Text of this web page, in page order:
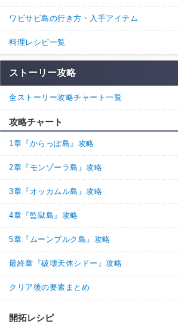
ワビサビ島の行き方・入手アイテム
料理レシピ一覧
ストーリー攻略
全ストーリー攻略チャート一覧
攻略チャート
1章『からっぽ島』攻略
2章『モンゾーラ島』攻略
3章『オッカムル島』攻略
4章『監獄島』攻略
5章『ムーンブルク島』攻略
最終章『破壊天体シドー』攻略
クリア後の要素まとめ
開拓レシピ